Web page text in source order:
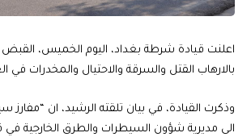
اعلنت قيادة شرطة بغداد، اليوم الخميس،
بالارهاب القتل والسرقة والاحتيال والمخدرات في
وذكرت القيادة، في بيان تلقته الرشيد، ان “مفارز
الى مديرية شؤون السيطرات والطرق الخارجية في